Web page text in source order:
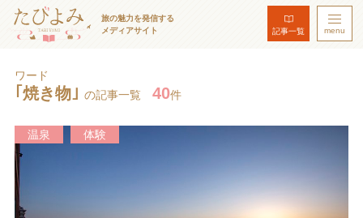
旅の魅力を発信する
メディアサイト
記事一覧 menu
ワード
｢焼き物｣ の記事一覧 40件
温泉 体験